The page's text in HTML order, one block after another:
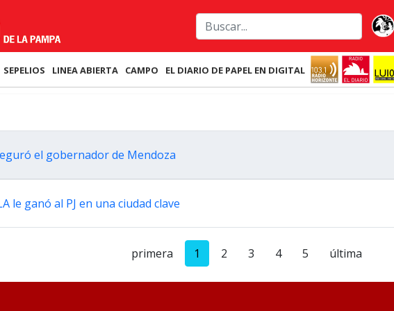
SEPELIOS LINEA ABIERTA CAMPO EL DIARIO DE PAPEL EN DIGITAL
el gobernador de Mendoza
le ganó al PJ en una ciudad clave
primera 1 2 3 4 5 última